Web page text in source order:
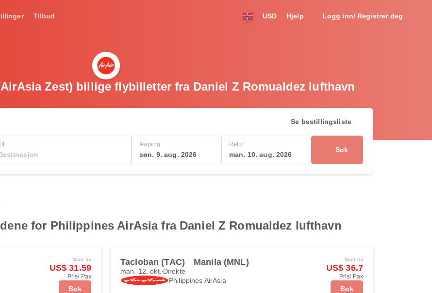
Tilbud USD Hjelp Logg inn/ Registrer deg
Zest) billige flybilletter fra Daniel Z Romualdez lufthavn
Se bestillingsliste
Avgang
søn. 9. aug. 2026
Retur
man. 10. aug. 2026
Søk
for Philippines AirAsia fra Daniel Z Romualdez lufthavn
Start fra
US$ 31.59
Pris/ Pax
Bok
Tacloban (TAC) Manila (MNL)
man. 12. okt. Direkte
Philippines AirAsia
Start fra
US$ 36.7
Pris/ Pax
Bok